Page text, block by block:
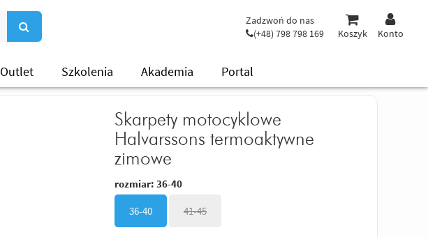
Zadzwoń do nas
(+48) 798 798 169
Koszyk Konto
Outlet Szkolenia Akademia Portal
Skarpety motocyklowe
Halvarssons termoaktywne
zimowe
rozmiar: 36-40
36-40 41-45